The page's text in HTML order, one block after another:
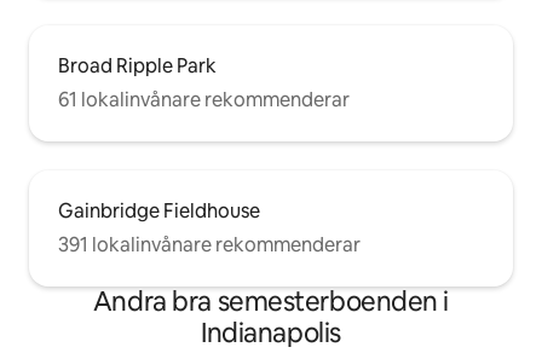
Broad Ripple Park
61 lokalinvånare rekommenderar
Gainbridge Fieldhouse
391 lokalinvånare rekommenderar
Andra bra semesterboenden i
Indianapolis